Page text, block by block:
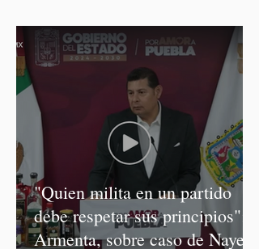
"Quien milita en un partido
debe respetar sus principios":
Armenta, sobre caso de Nayeli